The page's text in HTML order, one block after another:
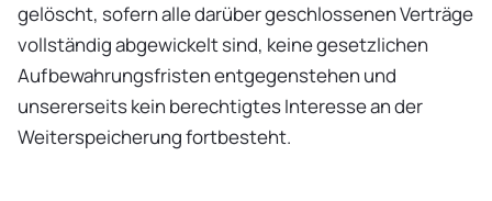
gelöscht, sofern alle darüber geschlossenen Verträge
vollständig abgewickelt sind, keine gesetzlichen
Aufbewahrungsfristen entgegenstehen und
unsererseits kein berechtigtes Interesse an der
Weiterspeicherung fortbesteht.